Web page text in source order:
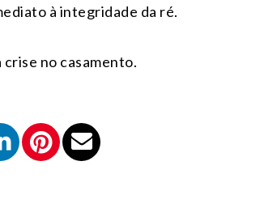
à integridade da ré.
no casamento.